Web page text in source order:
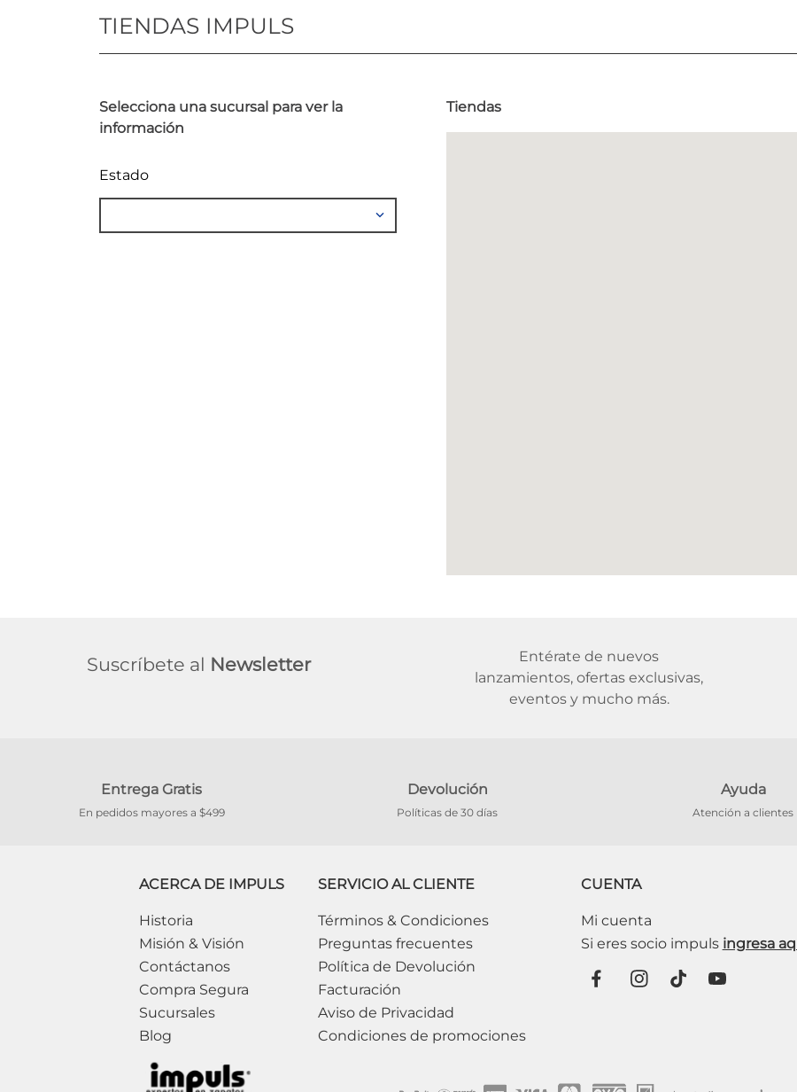
TIENDAS IMPULS
Selecciona una sucursal para ver la
información
Estado
Tiendas
Suscríbete al Newsletter
Entérate de nuevos
lanzamientos, ofertas exclusivas,
eventos y mucho más.
Entrega Gratis
En pedidos mayores a $499
Devolución
Políticas de 30 días
Ayuda
Atención a clientes
ACERCA DE IMPULS
Historia
Misión & Visión
Contáctanos
Compra Segura
Sucursales
Blog
SERVICIO AL CLIENTE
Términos & Condiciones
Preguntas frecuentes
Política de Devolución
Facturación
Aviso de Privacidad
Condiciones de promociones
CUENTA
Mi cuenta